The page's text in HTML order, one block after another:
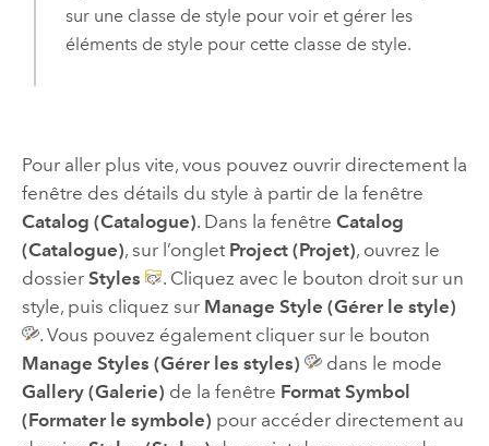
sur une classe de style pour voir et gérer les
éléments de style pour cette classe de style.
Pour aller plus vite, vous pouvez ouvrir directement la
fenêtre des détails du style à partir de la fenêtre
Catalog (Catalogue). Dans la fenêtre Catalog
(Catalogue), sur l’onglet Project (Projet), ouvrez le
dossier Styles
. Cliquez avec le bouton droit sur un
style, puis cliquez sur Manage Style (Gérer le style)
. Vous pouvez également cliquer sur le bouton
Manage Styles (Gérer les styles)
dans le mode
Gallery (Galerie) de la fenêtre Format Symbol
(Formater le symbole) pour accéder directement au